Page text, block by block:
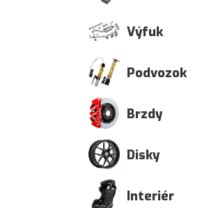
Výfuk
Podvozok
Brzdy
Disky
Interiér